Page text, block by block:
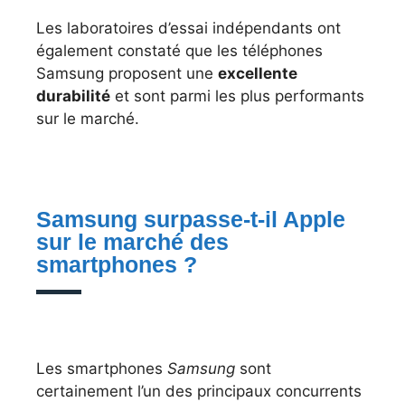
Les laboratoires d’essai indépendants ont
également constaté que les téléphones
Samsung proposent une excellente
durabilité et sont parmi les plus performants
sur le marché.
Samsung surpasse-t-il Apple
sur le marché des
smartphones ?
Les smartphones Samsung sont
certainement l’un des principaux concurrents